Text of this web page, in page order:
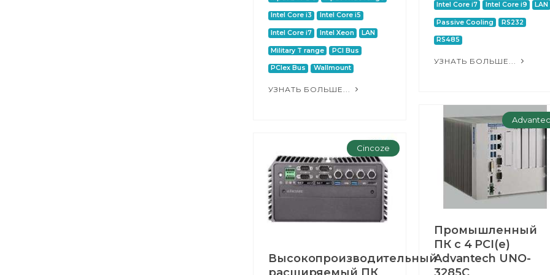
Intel Core i3 Intel Core i5
Intel Core i7 Intel Xeon LAN
Military T range PCI Bus
PCIex Bus Wallmount
УЗНАТЬ БОЛЬШЕ...
Intel Core i7 Intel Core i9 LAN
Passive Cooling RS232
RS485
УЗНАТЬ БОЛЬШЕ...
Промышленный
ПК с 4 PCI(e)
Advantech UNO-
Cincoze
Высокопроизводительный